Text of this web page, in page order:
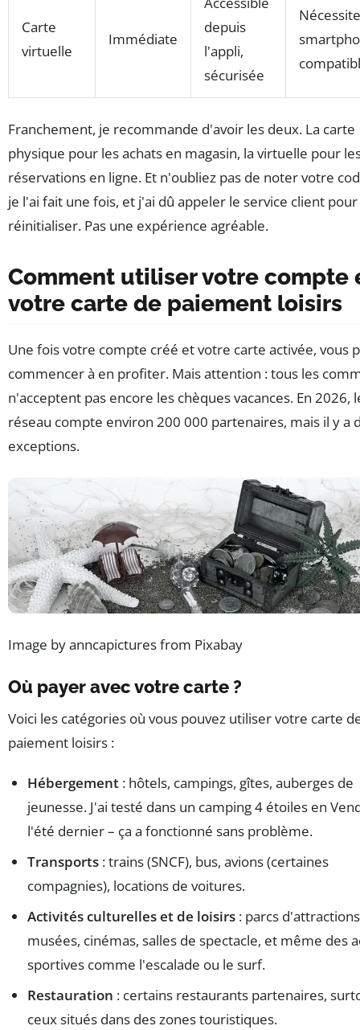
Carte
virtuelle
Immédiate
depuis
l'appli,
sécurisée
Franchement, je recommande d'avoir les deux. La carte
physique pour les achats en magasin, la virtuelle pour
réservations en ligne. Et n'oubliez pas de noter votre
je l'ai fait une fois, et j'ai dû appeler le service client
réinitialiser. Pas une expérience agréable.
Comment utiliser votre compte
votre carte de paiement loisirs
Une fois votre compte créé et votre carte activée, vous
commencer à en profiter. Mais attention : tous les
n'acceptent pas encore les chèques vacances. En 2026,
réseau compte environ 200 000 partenaires, mais il y a
exceptions.
Image by anncapictures from Pixabay
Où payer avec votre carte ?
Voici les catégories où vous pouvez utiliser votre carte
paiement loisirs :
Hébergement : hôtels, campings, gîtes, auberges de
jeunesse. J'ai testé dans un camping 4 étoiles en
l'été dernier – ça a fonctionné sans problème.
Transports : trains (SNCF), bus, avions (certaines
compagnies), locations de voitures.
Activités culturelles et de loisirs : parcs
musées, cinémas, salles de spectacle, et même des
sportives comme l'escalade ou le surf.
Restauration : certains restaurants partenaires,
ceux situés dans des zones touristiques.